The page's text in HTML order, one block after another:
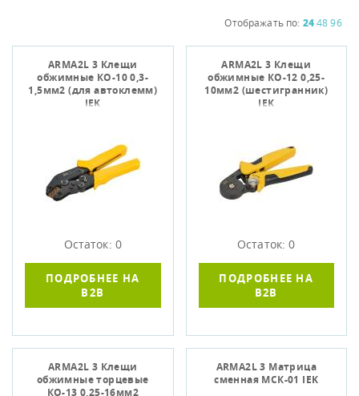
Отображать по: 2448 96
ARMA2L 3 Клещи
обжимные КО-10 0,3-
1,5мм2 (для автоклемм)
IEK
Остаток: 0
ПОДРОБНЕЕ НА
B2B
ARMA2L 3 Клещи
обжимные КО-12 0,25-
10мм2 (шестигранник)
IEK
Остаток: 0
ПОДРОБНЕЕ НА
B2B
ARMA2L 3 Клещи
обжимные торцевые
КО-13 0,25-16мм2
ARMA2L 3 Матрица
сменная МСК-01 IEK